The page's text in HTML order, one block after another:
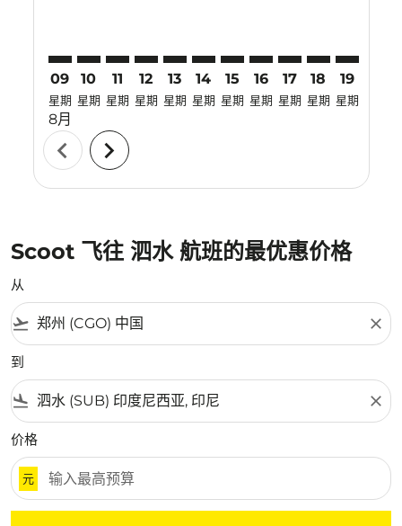
09
星期
8月
10
星期
11
星期
12
星期
13
星期
14
星期
15
星期
16
星期
17
星期
18
星期
19
星期
chevron_left chevron_right
Scoot 飞往 泗水 航班的最优惠价格
从
flight_takeoff close
到
flight_land close
价格
元